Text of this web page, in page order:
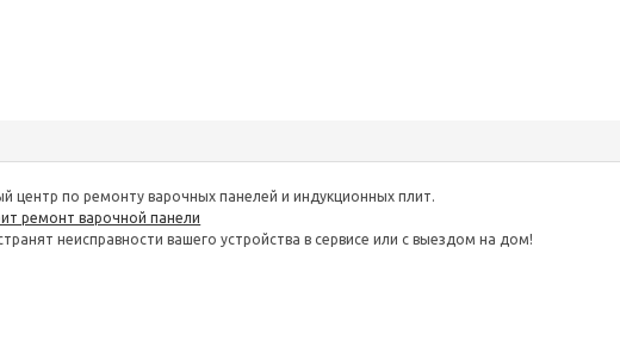
центр по ремонту варочных панелей и индукционных плит.
ремонт варочной панели
неисправности вашего устройства в сервисе или с выездом на дом!